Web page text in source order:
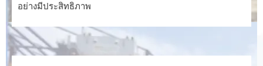
อย่างมีประสิทธิภาพ